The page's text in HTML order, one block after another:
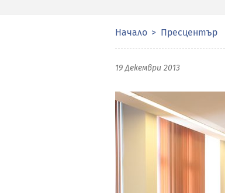
Начало Пресцентър
19 Декември 2013